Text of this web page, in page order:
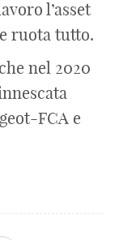
l’asset
ruota tutto.
nel 2020
FCA e